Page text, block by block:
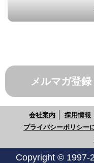
メルマガ登録
会社案内 採用情報
プライバシーポリシー
Copyright © 1997-